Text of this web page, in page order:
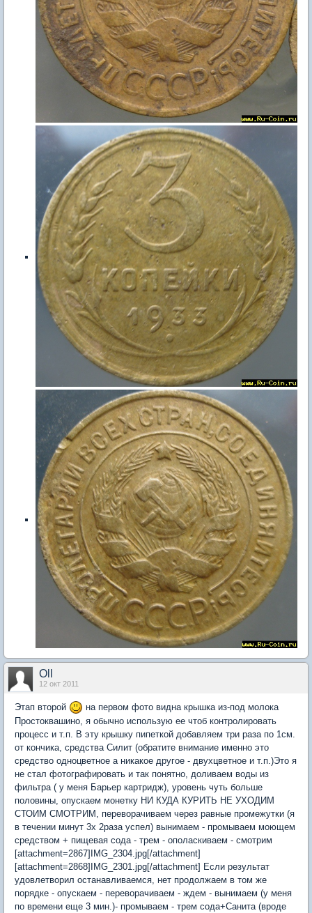
Oll
12 окт 2011
Этап второй
на первом фото видна крышка из-под молока
Простоквашино, я обычно использую ее чтоб контролировать
процесс и т.п. В эту крышку пипеткой добавляем три раза по 1см.
от кончика, средства Силит (обратите внимание именно это
средство одноцветное а никакое другое - двухцветное и т.п.)Это я
не стал фотографировать и так понятно, доливаем воды из
фильтра ( у меня Барьер картридж), уровень чуть больше
половины, опускаем монетку НИ КУДА КУРИТЬ НЕ УХОДИМ
СТОИМ СМОТРИМ, переворачиваем через равные промежутки (я
в течении минут 3х 2раза успел) вынимаем - промываем моющем
средством + пищевая сода - трем - ополаскиваем - смотрим
[attachment=2867]IMG_2304.jpg[/attachment]
[attachment=2868]IMG_2301.jpg[/attachment] Если результат
удовлетворил останавливаемся, нет продолжаем в том же
порядке - опускаем - переворачиваем - ждем - вынимаем (у меня
по времени еще 3 мин.)- промываем - трем сода+Санита (вроде